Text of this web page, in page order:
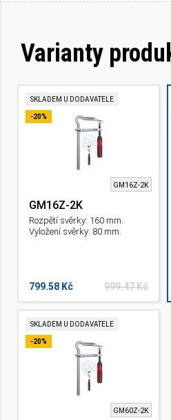
Varianty
SKLADEM U DODAVATELE
-20%
GM16Z-2K
GM16Z-2K
Rozpětí svěrky: 160 mm.
Vyložení svěrky: 80 mm.
999.47 Kč
799.58 Kč
SKLADEM U DODAVATELE
-20%
GM60Z-2K